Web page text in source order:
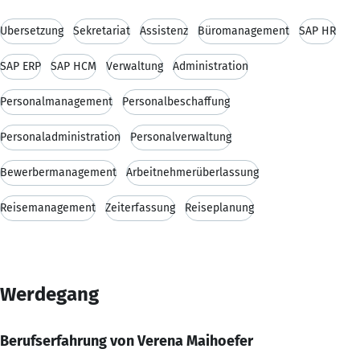
Übersetzung Sekretariat Assistenz Büromanagement SAP HR
SAP ERP SAP HCM Verwaltung Administration
Personalmanagement Personalbeschaffung
Personaladministration Personalverwaltung
Bewerbermanagement Arbeitnehmerüberlassung
Reisemanagement Zeiterfassung Reiseplanung
Werdegang
Berufserfahrung von Verena Maihoefer